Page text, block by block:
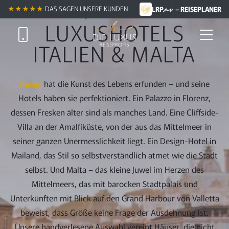
★★★★★ DAS SAGEN UNSERE KUNDEN LRP.ai – REISEPLANER
Zum
Hauptinhalt
springen
Reisen entdecken
LUXUSHOTELS
ITALIEN & MALTA
Italien hat die Kunst des Lebens erfunden – und seine
Hotels haben sie perfektioniert. Ein Palazzo in Florenz,
dessen Fresken älter sind als manches Land. Eine Cliffside-
Villa an der Amalfiküste, von der aus das Mittelmeer in
seiner ganzen Unermesslichkeit liegt. Ein Design-Hotel in
Mailand, das Stil so selbstverständlich atmet wie die Stadt
selbst. Und Malta – das kleine Juwel im Herzen des
Mittelmeers, das mit barocken Stadtpalais und
Unterkünften mit Blick auf den Grand Harbour von Valletta
beweist, dass Größe keine Frage der Ausdehnung ist.
Unsere handverlesene Auswahl vereint Häuser, die nicht